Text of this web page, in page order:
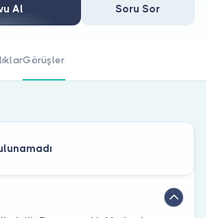
musunuz?
Al Soru Sor
Görüşler